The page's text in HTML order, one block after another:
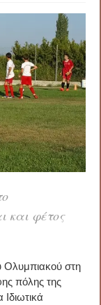
και φέτος
Ολυμπιακού στη
πόλης της